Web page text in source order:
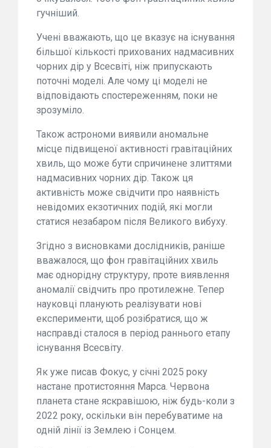
гучніший.
Учені вважають, що це вказує на існування
більшої кількості прихованих надмасивних
чорних дір у Всесвіті, ніж припускають
поточні моделі. Але чому ці моделі не
відповідають спостереженням, поки не
зрозуміло.
Також астрономи виявили аномальне
місце підвищеної активності гравітаційних
хвиль, що може бути спричинене злиттями
надмасивних чорних дір. Також ця
активність може свідчити про наявність
невідомих екзотичних подій, які могли
статися незабаром після Великого вибуху.
Згідно з висновками дослідників, раніше
вважалося, що фон гравітаційних хвиль
має однорідну структуру, проте виявлення
аномалії свідчить про протилежне. Тепер
науковці планують реалізувати нові
експерименти, щоб розібратися, що ж
насправді сталося в період раннього етапу
існування Всесвіту.
Як уже писав Фокус, у січні 2025 року
настане протистояння Марса. Червона
планета стане яскравішою, ніж будь-коли з
2022 року, оскільки він перебуватиме на
одній лінії із Землею і Сонцем.